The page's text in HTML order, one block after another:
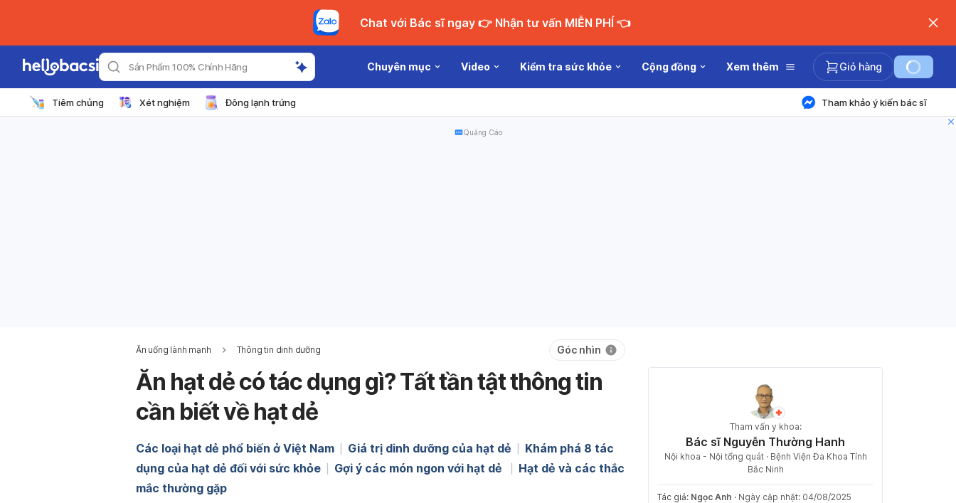
Chat với Bác sĩ ngay 👉 Nhận tư vấn MIỄN PHÍ 👈
Sản Phẩm 100% Chính Hãng Chuyên mục Video Kiểm tra sức khỏe Cộng đồng Xem thêm Giỏ hàng
Tiêm chủng Xét nghiệm Đông lạnh trứng Tham khảo ý kiến bác sĩ
Quảng Cáo
Ăn uống lành mạnh Thông tin dinh dưỡng Góc nhìn
Ăn hạt dẻ có tác dụng gì? Tất tần tật thông tin
cần biết về hạt dẻ
Các loại hạt dẻ phổ biến ở Việt Nam Giá trị dinh dưỡng của hạt dẻ
Khám phá 8 tác
dụng của hạt dẻ đối với sức khỏe
Gợi ý các món ngon với hạt dẻ
Hạt dẻ và các thắc
mắc thường gặp
Tham vấn y khoa:
Bác sĩ Nguyễn Thường Hanh
Nội khoa - Nội tổng quát · Bệnh Viện Đa Khoa Tỉnh
Bắc Ninh
Tác giả: Ngọc Anh · Ngày cập nhật: 04/08/2025